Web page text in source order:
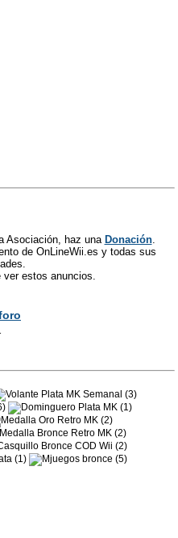
Asociación, haz una Donación.
de OnLineWii.es y todas sus
ver estos anuncios.